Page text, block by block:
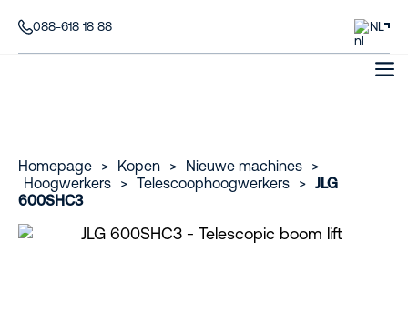
088-618 18 88 NL
Homepage > Kopen > Nieuwe machines
>
Hoogwerkers
> Telescoophoogwerkers > JLG
600SHC3